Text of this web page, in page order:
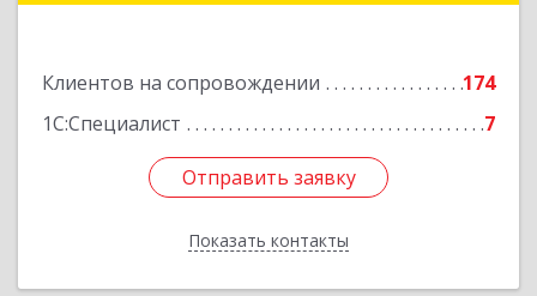
Клиентов на сопровождении
174
1С:Специалист
7
Отправить заявку
Показать контакты
Отправить заявку
Назад